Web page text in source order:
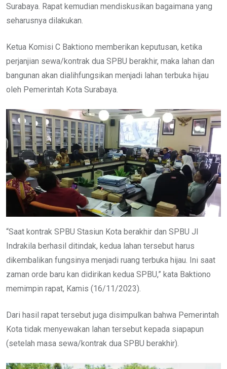
Surabaya. Rapat kemudian mendiskusikan bagaimana yang
seharusnya dilakukan.
Ketua Komisi C Baktiono memberikan keputusan, ketika
perjanjian sewa/kontrak dua SPBU berakhir, maka lahan dan
bangunan akan dialihfungsikan menjadi lahan terbuka hijau
oleh Pemerintah Kota Surabaya.
“Saat kontrak SPBU Stasiun Kota berakhir dan SPBU Jl
Indrakila berhasil ditindak, kedua lahan tersebut harus
dikembalikan fungsinya menjadi ruang terbuka hijau. Ini saat
zaman orde baru kan didirikan kedua SPBU,” kata Baktiono
memimpin rapat, Kamis (16/11/2023).
Dari hasil rapat tersebut juga disimpulkan bahwa Pemerintah
Kota tidak menyewakan lahan tersebut kepada siapapun
(setelah masa sewa/kontrak dua SPBU berakhir).